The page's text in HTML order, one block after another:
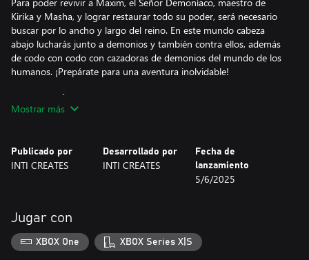
Kirika y Masha, y lograr restaurar todo su poder, será necesario
buscar por lo ancho y largo del reino. En este mundo cabeza
abajo lucharás junto a demonios y también contra ellos, además
de codo con codo con cazadoras de demonios del mundo de los
humanos. ¡Prepárate para una aventura inolvidable!
■CARACTERÍSTICAS 1: ¡Corre una aventura en el enorme
dominio demoníaco y revive a tus aliados!
refinada y muy satisfactoria en esta aventura de acción de amplio
abanico al más puro estilo «metroidvania».
Tienes incontables combos y posibilidades que te aguardan
podrás ir mejorando.
Busca pasadizos secretos, trampillas, y resuelve puzles por todo el
dominio demoníaco para recuperar los huesos espacridos de
Mostrar más
Publicado por
INTI CREATES
Desarrollado por
INTI CREATES
Fecha de
lanzamiento
5/6/2025
Jugar con
XBOX One XBOX Series X|S